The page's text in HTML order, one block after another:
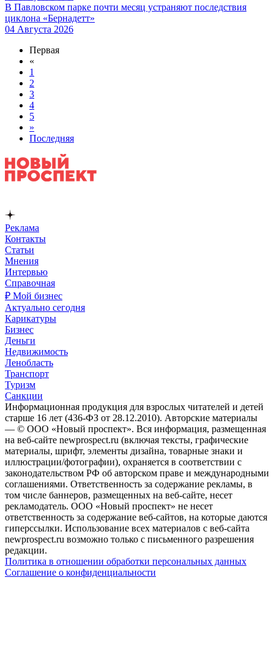
В Павловском парке почти месяц устраняют последствия
циклона «Бернадетт»
04 Августа 2026
Первая
«
1
2
3
4
5
»
Последняя
Реклама
Контакты
Статьи
Мнения
Интервью
Справочная
₽ Мой бизнес
Актуально сегодня
Карикатуры
Бизнес
Деньги
Недвижимость
Ленобласть
Транспорт
Туризм
Санкции
Информационная продукция для взрослых читателей и детей
старше 16 лет (436-ФЗ от 28.12.2010). Авторские материалы
— © ООО «Новый проспект». Вся информация, размещенная
на веб-сайте newprospect.ru (включая тексты, графические
материалы, шрифт, элементы дизайна, товарные знаки и
иллюстрации/фотографии), охраняется в соответствии с
законодательством РФ об авторском праве и международными
соглашениями. Ответственность за содержание рекламы, в
том числе баннеров, размещенных на веб-сайте, несет
рекламодатель. ООО «Новый проспект» не несет
ответственность за содержание веб-сайтов, на которые даются
гиперссылки. Использование всех материалов с веб-сайта
newprospect.ru возможно только с письменного разрешения
редакции.
Политика в отношении обработки персональных данных
Соглашение о конфиденциальности